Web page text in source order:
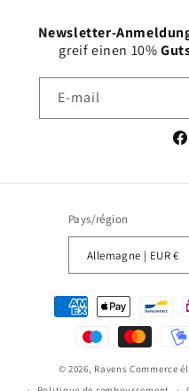
Newsletter-
greif einen 10%
E-mail
Pays/région
Allemagne | EUR €
Moyens
paiement
© 2026, RavensCommerce